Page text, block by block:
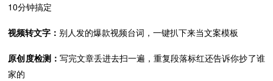
10分钟搞定
视频转文字：别人发的爆款视频台词，一键扒下来当文案模板
原创度检测： 写完文章丢进去扫一遍，重复段落标红还告诉你抄了谁
家的